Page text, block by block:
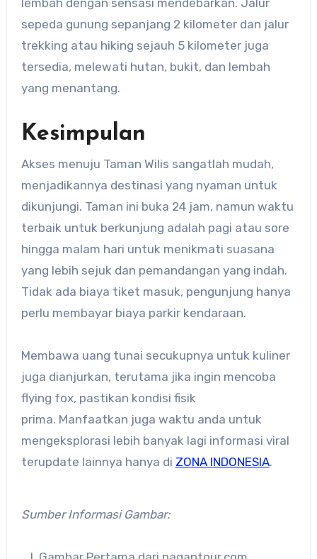
sepeda gunung sepanjang 2 kilometer dan jalur
trekking atau hiking sejauh 5 kilometer juga
tersedia, melewati hutan, bukit, dan lembah
yang menantang.
Kesimpulan
Akses menuju Taman Wilis sangatlah mudah,
menjadikannya destinasi yang nyaman untuk
dikunjungi. Taman ini buka 24 jam, namun waktu
terbaik untuk berkunjung adalah pagi atau sore
hingga malam hari untuk menikmati suasana
yang lebih sejuk dan pemandangan yang indah.
Tidak ada biaya tiket masuk, pengunjung hanya
perlu membayar biaya parkir kendaraan.
Membawa uang tunai secukupnya untuk kuliner
juga dianjurkan, terutama jika ingin mencoba
flying fox, pastikan kondisi fisik
prima. Manfaatkan juga waktu anda untuk
mengeksplorasi lebih banyak lagi informasi viral
terupdate lainnya hanya di ZONA INDONESIA.
Sumber Informasi Gambar: